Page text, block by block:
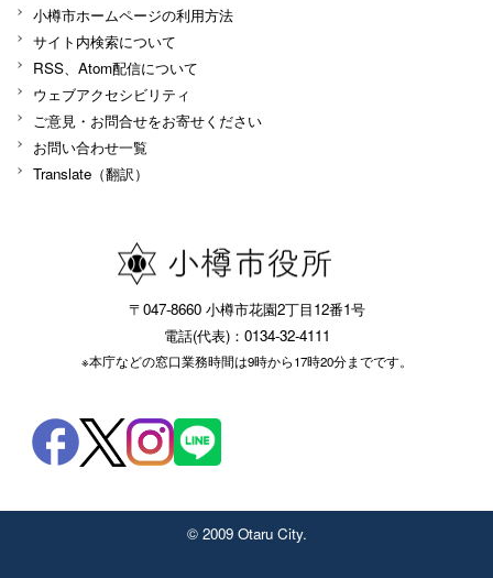
小樽市ホームページの利用方法
サイト内検索について
RSS、Atom配信について
ウェブアクセシビリティ
ご意見・お問合せをお寄せください
お問い合わせ一覧
Translate（翻訳）
〒047-8660 小樽市花園2丁目12番1号
電話(代表)：0134-32-4111
※本庁などの窓口業務時間は9時から17時20分までです。
© 2009 Otaru City.